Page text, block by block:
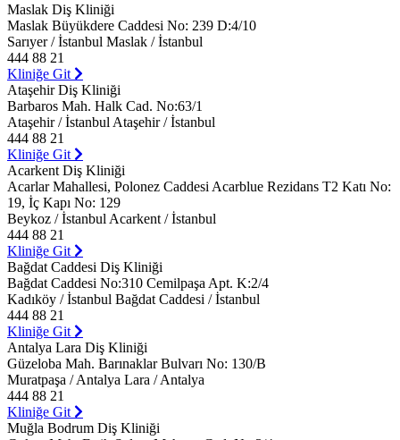
Maslak Diş Kliniği
Maslak Büyükdere Caddesi No: 239 D:4/10
Sarıyer / İstanbul Maslak / İstanbul
444 88 21
Kliniğe Git
Ataşehir Diş Kliniği
Barbaros Mah. Halk Cad. No:63/1
Ataşehir / İstanbul Ataşehir / İstanbul
444 88 21
Kliniğe Git
Acarkent Diş Kliniği
Acarlar Mahallesi, Polonez Caddesi Acarblue Rezidans T2 Katı No:
19, İç Kapı No: 129
Beykoz / İstanbul Acarkent / İstanbul
444 88 21
Kliniğe Git
Bağdat Caddesi Diş Kliniği
Bağdat Caddesi No:310 Cemilpaşa Apt. K:2/4
Kadıköy / İstanbul Bağdat Caddesi / İstanbul
444 88 21
Kliniğe Git
Antalya Lara Diş Kliniği
Güzeloba Mah. Barınaklar Bulvarı No: 130/B
Muratpaşa / Antalya Lara / Antalya
444 88 21
Kliniğe Git
Muğla Bodrum Diş Kliniği